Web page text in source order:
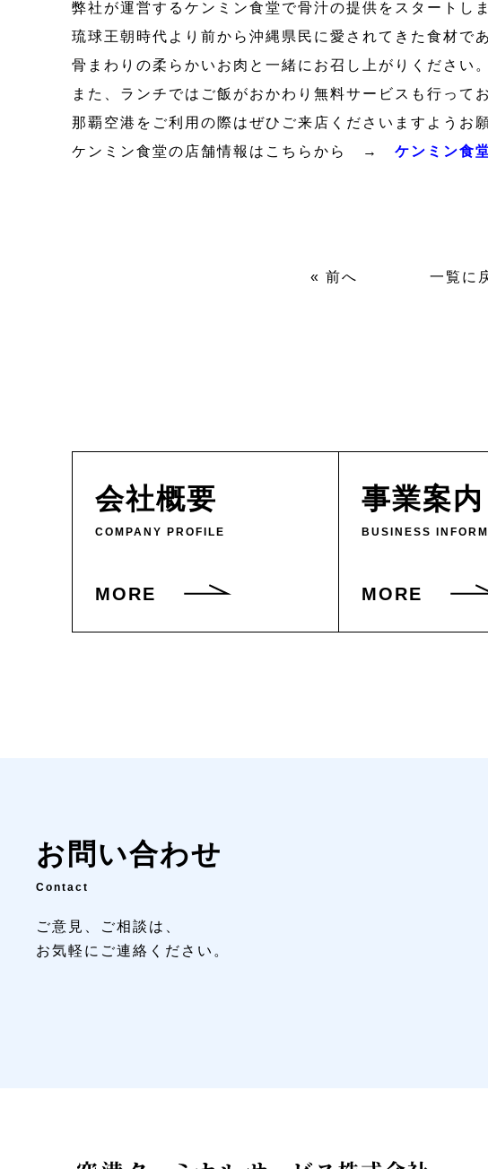
弊社が運営するケンミン食堂で骨汁の提供をスタートし
琉球王朝時代より前から沖縄県民に愛されてきた食材で
骨まわりの柔らかいお肉と一緒にお召し上がりください。
また、ランチではご飯がおかわり無料サービスも行って
那覇空港をご利用の際はぜひご来店くださいますようお
ケンミン食堂の店舗情報はこちらから → ケンミン食
« 前へ 一覧に
会社概要
COMPANY PROFILE
MORE
事業案内
BUSINESS
MORE
お問い合わせ
Contact
ご意見、ご相談は、
お気軽にご連絡ください。